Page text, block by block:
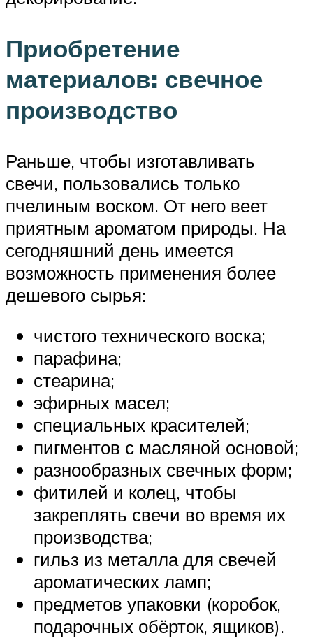
Приобретение
материалов: свечное
производство
Раньше, чтобы изготавливать
свечи, пользовались только
пчелиным воском. От него веет
приятным ароматом природы. На
сегодняшний день имеется
возможность применения более
дешевого сырья:
чистого технического воска;
парафина;
стеарина;
эфирных масел;
специальных красителей;
пигментов с масляной основой;
разнообразных свечных форм;
фитилей и колец, чтобы
закреплять свечи во время их
производства;
гильз из металла для свечей
ароматических ламп;
предметов упаковки (коробок,
подарочных обёрток, ящиков).